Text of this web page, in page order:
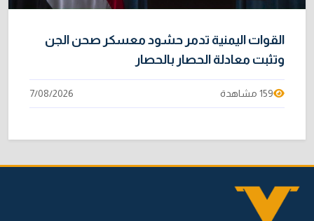
القوات اليمنية تدمر حشود معسكر صحن الجن
وتثبت معادلة الحصار بالحصار
159 مشاهدة 7/08/2026